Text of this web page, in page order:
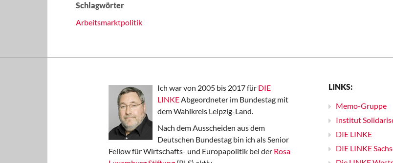
Schlagwörter
Arbeitsmarktpolitik
Ich war von 2005 bis 2017 für DIE
LINKEAbgeordneter im Bundestag mit
dem Wahlkreis Leipzig-Land.
Nach dem Ausscheiden aus dem
Deutschen Bundestag bin ich als Senior
Fellow für Wirtschafts- und Europapolitik bei der Rosa
LINKS:
Memo-Gruppe
Institut
DIE LINKE
DIE LINKE